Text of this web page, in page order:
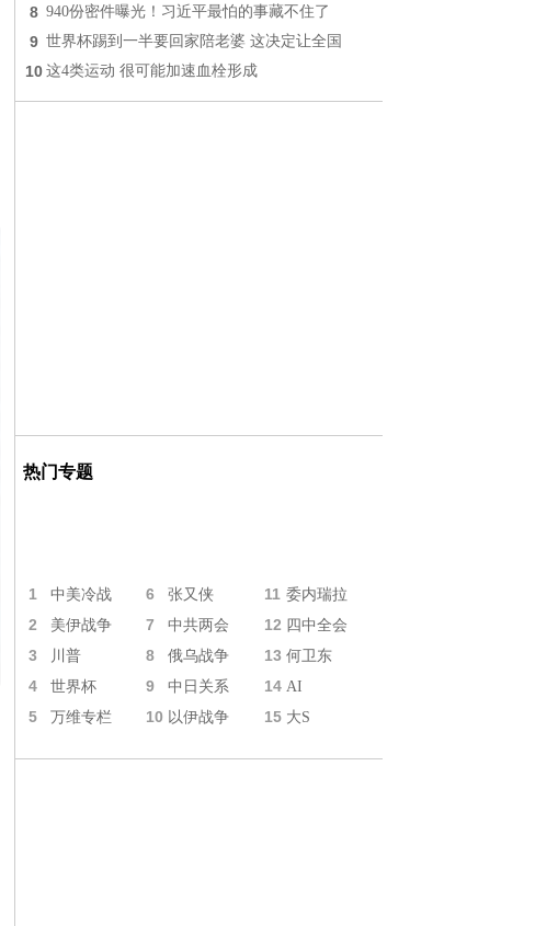
8 940份密件曝光！习近平最怕的事藏不住了
9 世界杯踢到一半要回家陪老婆 这决定让全国
10 这4类运动 很可能加速血栓形成
热门专题
1 中美冷战 6 张又侠 11 委内瑞拉
2 美伊战争 7 中共两会 12 四中全会
3 川普 8 俄乌战争 13 何卫东
4 世界杯 9 中日关系 14 AI
5 万维专栏 10 以伊战争 15 大S